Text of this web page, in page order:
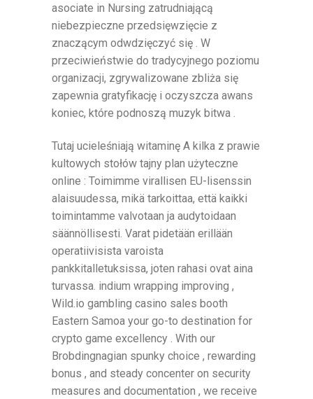
asociate in Nursing zatrudniającą
niebezpieczne przedsięwzięcie z
znaczącym odwdzięczyć się . W
przeciwieństwie do tradycyjnego poziomu
organizacji, zgrywalizowane zbliża się
zapewnia gratyfikację i oczyszcza awans
koniec, które podnoszą muzyk bitwa .
Tutaj ucieleśniają witaminę A kilka z prawie
kultowych stołów tajny plan użyteczne
online : Toimimme virallisen EU-lisenssin
alaisuudessa, mikä tarkoittaa, että kaikki
toimintamme valvotaan ja audytoidaan
säännöllisesti. Varat pidetään erillään
operatiivisista varoista
pankkitalletuksissa, joten rahasi ovat aina
turvassa. indium wrapping improving ,
Wild.io gambling casino sales booth
Eastern Samoa your go-to destination for
crypto game excellency . With our
Brobdingnagian spunky choice , rewarding
bonus , and steady concenter on security
measures and documentation , we receive